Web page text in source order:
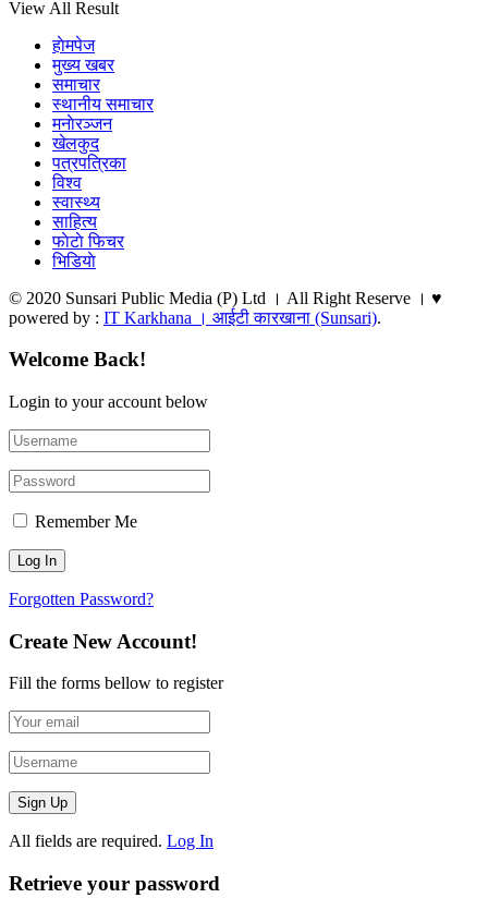
View All Result
हाेमपेज
मुख्य खबर
समाचार
स्थानीय समाचार
मनाेरञ्जन
खेलकुद
पत्रपत्रिका
विश्व
स्वास्थ्य
साहित्य
फाेटाे फिचर
भिडियाे
© 2020 Sunsari Public Media (P) Ltd । All Right Reserve । ♥
powered by : IT Karkhana । आईटी कारखाना (Sunsari).
Welcome Back!
Login to your account below
Remember Me
Forgotten Password?
Create New Account!
Fill the forms bellow to register
All fields are required. Log In
Retrieve your password